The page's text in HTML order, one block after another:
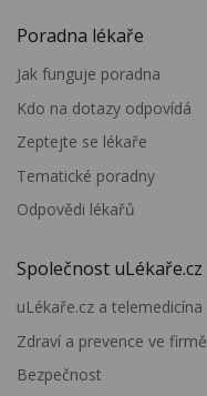
Poradna lékaře
Jak funguje poradna
Kdo na dotazy odpovídá
Zeptejte se lékaře
Tematické poradny
Odpovědi lékařů
Společnost uLékaře.cz
uLékaře.cz a telemedicína
Zdraví a prevence ve firmě
Bezpečnost